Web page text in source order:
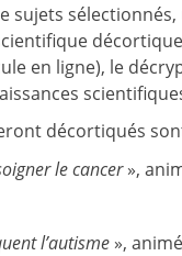
sujets
en ligne), le
décortiqués
le cancer»,
l’autisme»,